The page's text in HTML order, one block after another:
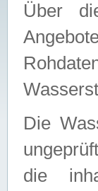
Über
Die
die